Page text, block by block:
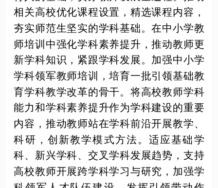
相关高校优化课程设置，精选课程内容，
夯实师范生坚实的学科基础。在中小学教
师培训中强化学科素养提升，推动教师更
新学科知识，紧跟学科发展。加强中小学
学科领军教师培训，培育一批引领基础教
育学科教学改革的骨干。将高校教师学科
能力和学科素养提升作为学科建设的重要
内容，推动教师站在学科前沿开展教学、
科研，创新教学模式方法。适应基础学
科、新兴学科、交叉学科发展趋势，支持
高校教师开展跨学科学习与研究，加强学